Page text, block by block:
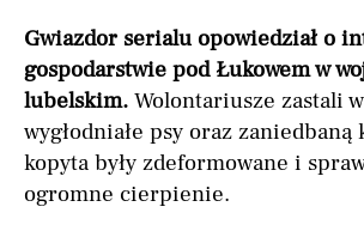
Gwiazdor serialu opowiedział o
gospodarstwie pod Łukowem w
lubelskim. Wolontariusze zastali
wygłodniałe psy oraz
kopyta były zdeformowane i
ogromne cierpienie.